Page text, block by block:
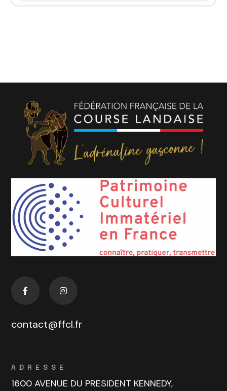
contact@ffcl.fr
ADRESSE
1600 AVENUE DU PRESIDENT KENNEDY,